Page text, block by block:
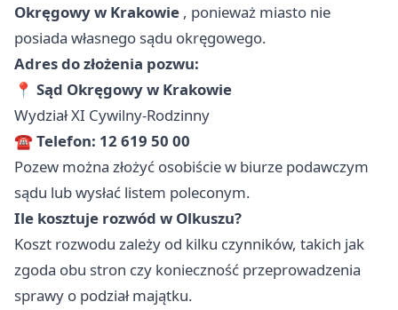
Okręgowy w Krakowie , ponieważ miasto nie
posiada własnego sądu okręgowego.
Adres do złożenia pozwu:
📍 Sąd Okręgowy w Krakowie
Wydział XI Cywilny-Rodzinny
☎Telefon: 12 619 50 00
Pozew można złożyć osobiście w biurze podawczym
sądu lub wysłać listem poleconym.
Ile kosztuje rozwód w Olkuszu?
Koszt rozwodu zależy od kilku czynników, takich jak
zgoda obu stron czy konieczność przeprowadzenia
sprawy o podział majątku.